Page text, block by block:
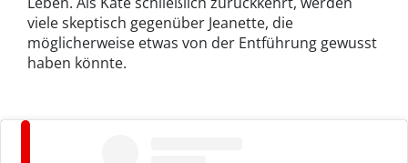
viele skeptisch gegenüber Jeanette, die
möglicherweise etwas von der Entführung gewusst
haben könnte.